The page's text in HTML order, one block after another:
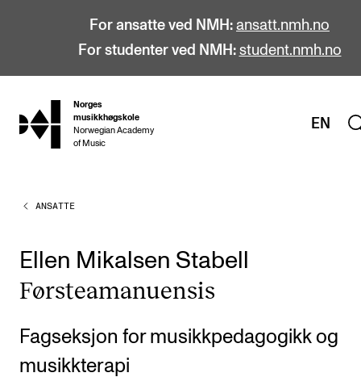
For ansatte ved NMH: ansatt.nmh.no
For studenter ved NMH: student.nmh.no
hjem
Norges
musikkhøgskole
Norwegian Academy
of Music
EN
STUDIER
Bachelor
Master
Doktorgrad
Årsstudium og videreutdanning
ANSATTE
Ellen Mikalsen Stabell
Første­ama­nu­en­sis
Fagseksjon for musikkpedagogikk og
musikkterapi